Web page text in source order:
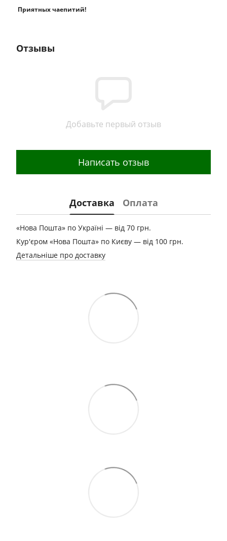
Приятных чаепитий!
Отзывы
Добавьте первый отзыв
Написать отзыв
Доставка Оплата
«Нова Пошта» по Україні — від 70 грн.
Кур'єром «Нова Пошта» по Києву — від 100 грн.
Детальніше про доставку